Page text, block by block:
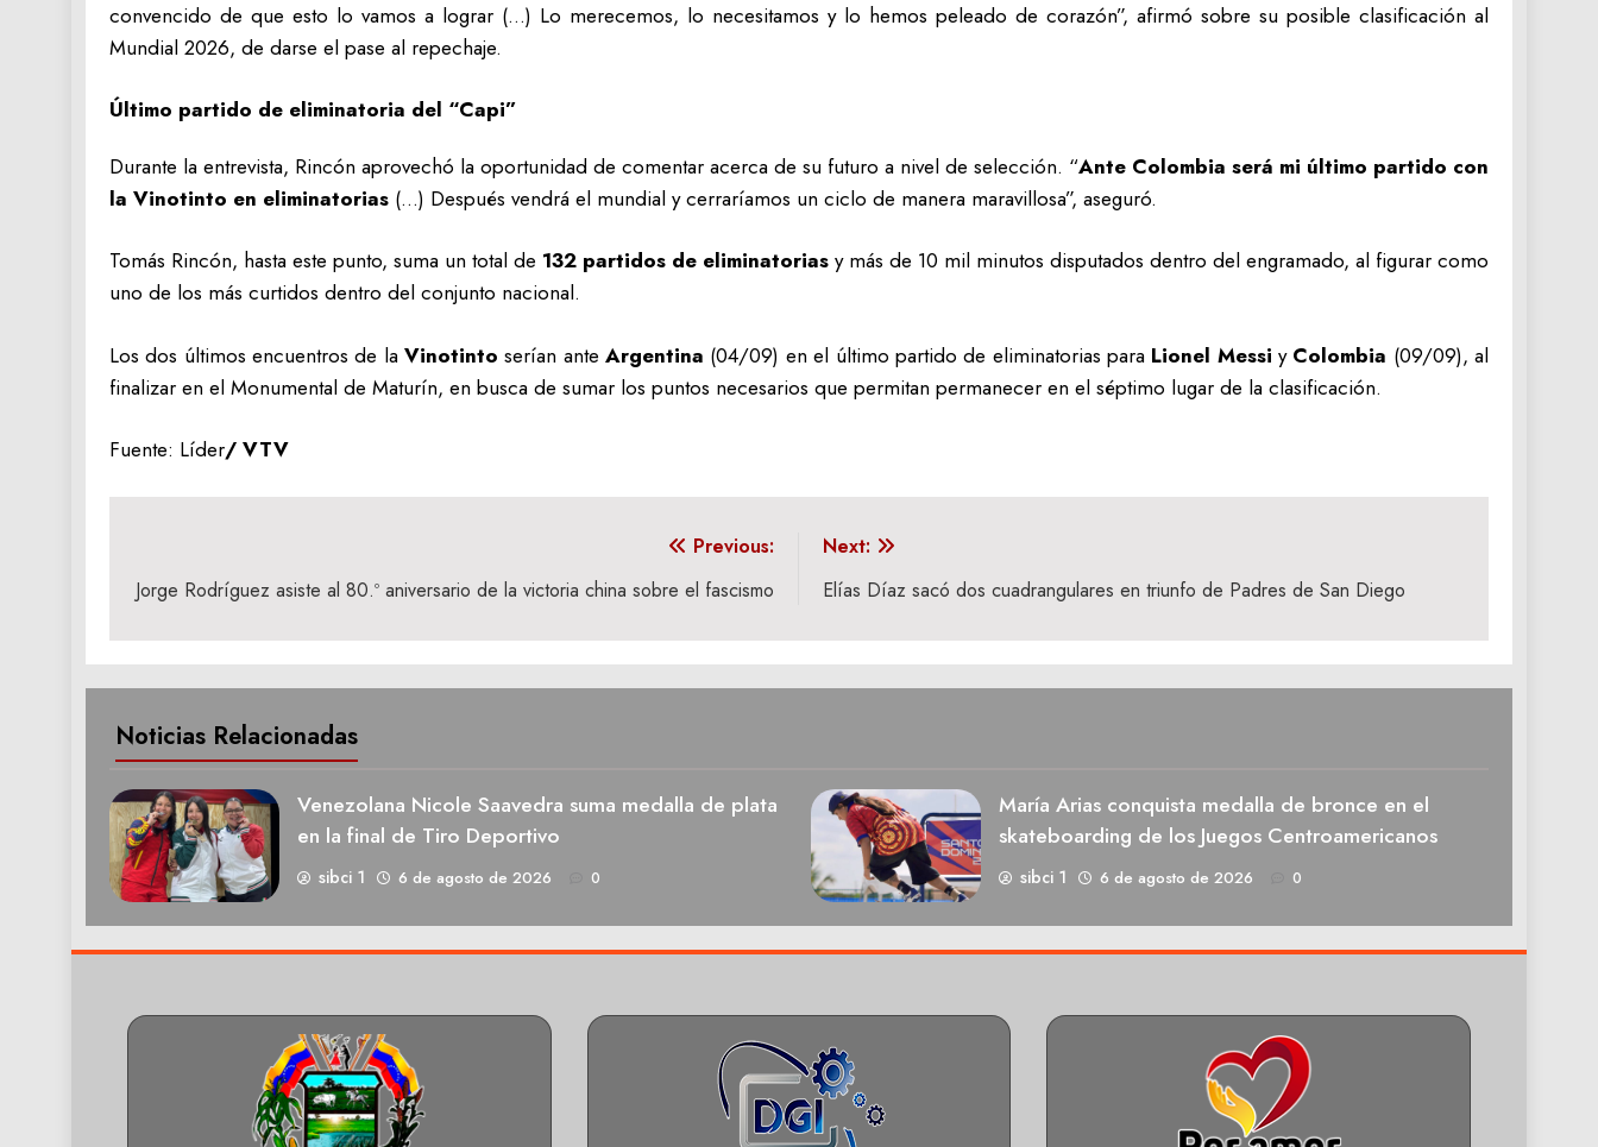
convencido de que esto lo vamos a lograr (…) Lo merecemos, lo necesitamos y lo hemos peleado de corazón”, afirmó sobre su posible clasificación al
Mundial 2026, de darse el pase al repechaje.
Último partido de eliminatoria del “Capi”
Durante la entrevista, Rincón aprovechó la oportunidad de comentar acerca de su futuro a nivel de selección. “Ante Colombia será mi último partido con
la Vinotinto en eliminatorias (…) Después vendrá el mundial y cerraríamos un ciclo de manera maravillosa”, aseguró.
Tomás Rincón, hasta este punto, suma un total de 132 partidos de eliminatorias y más de 10 mil minutos disputados dentro del engramado, al figurar como
uno de los más curtidos dentro del conjunto nacional.
Los dos últimos encuentros de laVinotinto serían anteArgentina (04/09) en el último partido de eliminatorias para Lionel Messi y Colombia (09/09), al
finalizar en el Monumental de Maturín, en busca de sumar los puntos necesarios que permitan permanecer en el séptimo lugar de la clasificación.
Fuente: Líder/ VTV
de
entradas
Previous:
Jorge Rodríguez asiste al 80.º aniversario de la victoria china sobre el fascismo
Next:
Elías Díaz sacó dos cuadrangulares en triunfo de Padres de San Diego
Noticias Relacionadas
Venezolana Nicole Saavedra suma medalla de plata
en la final de Tiro Deportivo
sibci 1 6 de agosto de 2026 0
María Arias conquista medalla de bronce en el
skateboarding de los Juegos Centroamericanos
sibci 1 6 de agosto de 2026 0